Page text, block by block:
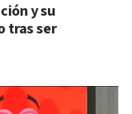
y su
tras ser